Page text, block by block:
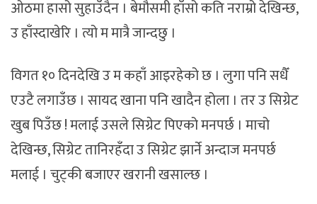
ओठमा हासो सुहाउँदैन । बेमौसमी हाँसो कति नराम्रो देखिन्छ,
उ हाँस्दाखेरि । त्यो म मात्रै जान्दछु ।
विगत १० दिनदेखि उ म कहाँ आइरहेको छ । लुगा पनि सधैँ
एउटै लगाउँछ । सायद खाना पनि खादैन होला । तर उ सिग्रेट
खुब पिउँछ ! मलाई उसले सिग्रेट पिएको मनपर्छ । माचो
देखिन्छ, सिग्रेट तानिरहँदा उ सिग्रेट झार्ने अन्दाज मनपर्छ
मलाई । चुट्की बजाएर खरानी खसाल्छ ।